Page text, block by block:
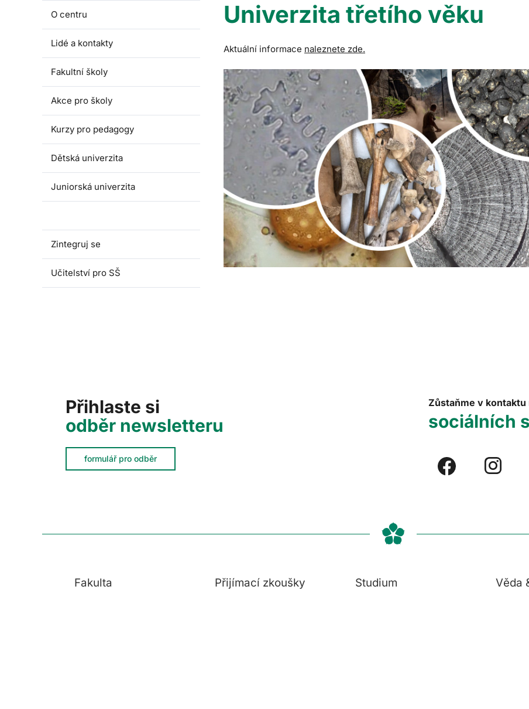
O centru
Lidé a kontakty
Fakultní školy
Akce pro školy
Kurzy pro pedagogy
Dětská univerzita
Juniorská univerzita
Zintegruj se
Učitelství pro SŠ
Univerzita třetího věku
Aktuální informace naleznete zde.
Přihlaste si
odběr newsletteru
formulář pro odběr
Zůstaňme v kontaktu
sociálních
Fakulta Přijímací zkoušky Studium Věda